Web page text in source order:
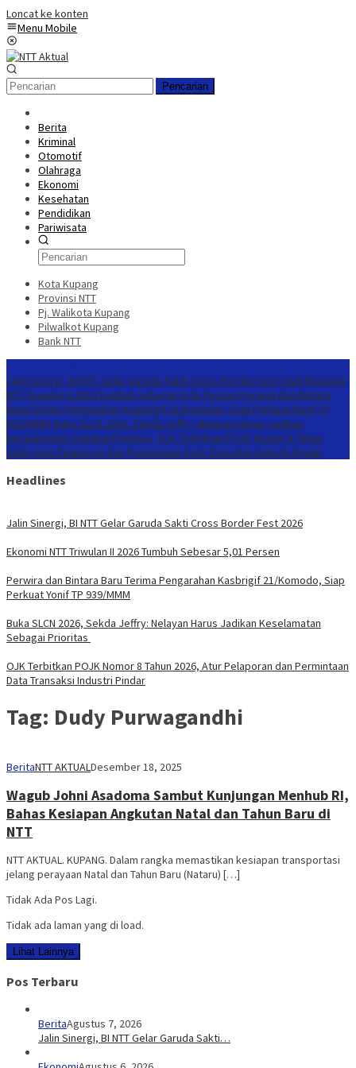
Loncat ke konten
Menu Mobile
Pencarian
Berita
Kriminal
Otomotif
Olahraga
Ekonomi
Kesehatan
Pendidikan
Pariwisata
Kota Kupang
Provinsi NTT
Pj. Walikota Kupang
Pilwalkot Kupang
Bank NTT
Jalin Sinergi, BI NTT Gelar Garuda Sakti Cross Border Fest 2026 Ekonomi
NTT Triwulan II 2026 Tumbuh Sebesar 5,01 Persen Perwira dan Bintara
Baru Terima Pengarahan Kasbrigif 21/Komodo, Siap Perkuat Yonif TP
939/MMM Buka SLCN 2026, Sekda Jeffry: Nelayan Harus Jadikan
Keselamatan Sebagai Prioritas OJK Terbitkan POJK Nomor 8 Tahun
2026, Atur Pelaporan dan Permintaan Data Transaksi Industri Pindar
Headlines
Jalin Sinergi, BI NTT Gelar Garuda Sakti Cross Border Fest 2026
Ekonomi NTT Triwulan II 2026 Tumbuh Sebesar 5,01 Persen
Perwira dan Bintara Baru Terima Pengarahan Kasbrigif 21/Komodo, Siap
Perkuat Yonif TP 939/MMM
Buka SLCN 2026, Sekda Jeffry: Nelayan Harus Jadikan Keselamatan
Sebagai Prioritas
OJK Terbitkan POJK Nomor 8 Tahun 2026, Atur Pelaporan dan Permintaan
Data Transaksi Industri Pindar
Tag: Dudy Purwagandhi
BeritaNTT AKTUALDesember 18, 2025
Wagub Johni Asadoma Sambut Kunjungan Menhub RI,
Bahas Kesiapan Angkutan Natal dan Tahun Baru di
NTT
NTT AKTUAL. KUPANG. Dalam rangka memastikan kesiapan transportasi
jelang perayaan Natal dan Tahun Baru (Nataru) […]
Tidak Ada Pos Lagi.
Tidak ada laman yang di load.
Lihat Lainnya
Pos Terbaru
BeritaAgustus 7, 2026
Jalin Sinergi, BI NTT Gelar Garuda Sakti…